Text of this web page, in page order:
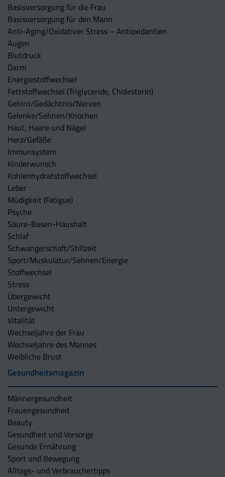
Basisversorgung für die Frau
Basisversorgung für den Mann
Anti-Aging/Oxidativer Stress – Antioxidantien
Augen
Blutdruck
Darm
Energiestoffwechsel
Fettstoffwechsel (Triglyceride, Cholesterin)
Gehirn/Gedächtnis/Nerven
Gelenke/Sehnen/Knochen
Haut, Haare und Nägel
Herz/Gefäße
Immunsystem
Kinderwunsch
Kohlenhydratstoffwechsel
Leber
Müdigkeit (Fatigue)
Psyche
Säure-Basen-Haushalt
Schlaf
Schwangerschaft/Stillzeit
Sport/Muskulatur/Sehnen/Energie
Stoffwechsel
Stress
Übergewicht
Untergewicht
Vitalität
Wechseljahre der Frau
Wechseljahre des Mannes
Weibliche Brust
Gesundheitsmagazin
Männergesundheit
Frauengesundheit
Beauty
Gesundheit und Vorsorge
Gesunde Ernährung
Sport und Bewegung
Alltags- und Verbrauchertipps